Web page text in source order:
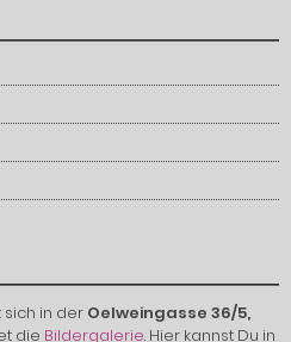
in der Oelweingasse 36/5,
die Bildergalerie. Hier kannst Du in